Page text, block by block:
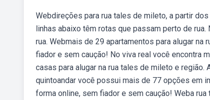
Webdireções para rua tales de mileto, a partir
linhas abaixo têm rotas que passam perto de
rua. Webmais de 29 apartamentos para alugar
fiador e sem caução! No viva real você encontra
casas para alugar na rua tales de mileto e
quintoandar você possui mais de 77 opções em
forma online, sem fiador e sem caução! Weba